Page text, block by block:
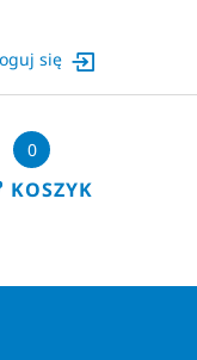
się
0
KOSZYK